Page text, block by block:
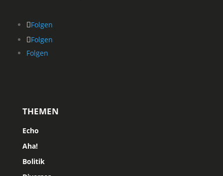
Folgen
Folgen
Folgen
THEMEN
Echo
Aha!
Bolitik